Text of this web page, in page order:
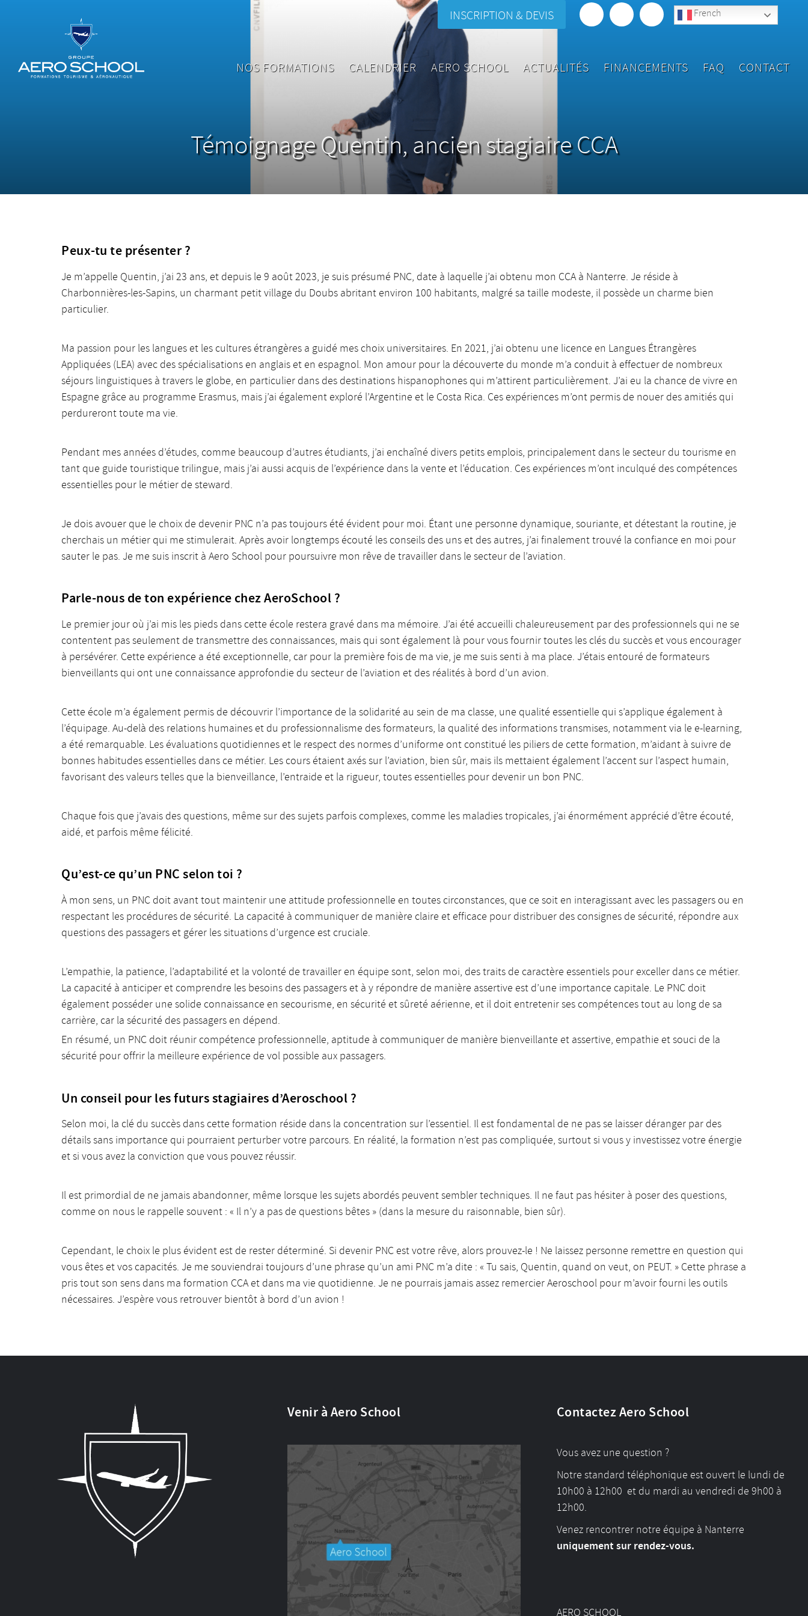
INSCRIPTION & DEVIS
NOS FORMATIONS CALENDRIER AERO SCHOOL ACTUALITÉS FINANCEMENTS FAQ CONTACT
Témoignage Quentin, ancien stagiaire CCA
Peux-tu te présenter ?
Je m’appelle Quentin, j’ai 23 ans, et depuis le 9 août 2023, je suis présumé PNC, date à laquelle j’ai obtenu mon CCA à Nanterre. Je réside à
Charbonnières-les-Sapins, un charmant petit village du Doubs abritant environ 100 habitants, malgré sa taille modeste, il possède un charme bien
particulier.
Ma passion pour les langues et les cultures étrangères a guidé mes choix universitaires. En 2021, j’ai obtenu une licence en Langues Étrangères
Appliquées (LEA) avec des spécialisations en anglais et en espagnol. Mon amour pour la découverte du monde m’a conduit à effectuer de nombreux
séjours linguistiques à travers le globe, en particulier dans des destinations hispanophones qui m’attirent particulièrement. J’ai eu la chance de vivre en
Espagne grâce au programme Erasmus, mais j’ai également exploré l’Argentine et le Costa Rica. Ces expériences m’ont permis de nouer des amitiés qui
perdureront toute ma vie.
Pendant mes années d’études, comme beaucoup d’autres étudiants, j’ai enchaîné divers petits emplois, principalement dans le secteur du tourisme en
tant que guide touristique trilingue, mais j’ai aussi acquis de l’expérience dans la vente et l’éducation. Ces expériences m’ont inculqué des compétences
essentielles pour le métier de steward.
Je dois avouer que le choix de devenir PNC n’a pas toujours été évident pour moi. Étant une personne dynamique, souriante, et détestant la routine, je
cherchais un métier qui me stimulerait. Après avoir longtemps écouté les conseils des uns et des autres, j’ai finalement trouvé la confiance en moi pour
sauter le pas. Je me suis inscrit à Aero School pour poursuivre mon rêve de travailler dans le secteur de l’aviation.
Parle-nous de ton expérience chez AeroSchool ?
Le premier jour où j’ai mis les pieds dans cette école restera gravé dans ma mémoire. J’ai été accueilli chaleureusement par des professionnels qui ne se
contentent pas seulement de transmettre des connaissances, mais qui sont également là pour vous fournir toutes les clés du succès et vous encourager
à persévérer. Cette expérience a été exceptionnelle, car pour la première fois de ma vie, je me suis senti à ma place. J’étais entouré de formateurs
bienveillants qui ont une connaissance approfondie du secteur de l’aviation et des réalités à bord d’un avion.
Cette école m’a également permis de découvrir l’importance de la solidarité au sein de ma classe, une qualité essentielle qui s’applique également à
l’équipage. Au-delà des relations humaines et du professionnalisme des formateurs, la qualité des informations transmises, notamment via le e-learning,
a été remarquable. Les évaluations quotidiennes et le respect des normes d’uniforme ont constitué les piliers de cette formation, m’aidant à suivre de
bonnes habitudes essentielles dans ce métier. Les cours étaient axés sur l’aviation, bien sûr, mais ils mettaient également l’accent sur l’aspect humain,
favorisant des valeurs telles que la bienveillance, l’entraide et la rigueur, toutes essentielles pour devenir un bon PNC.
Chaque fois que j’avais des questions, même sur des sujets parfois complexes, comme les maladies tropicales, j’ai énormément apprécié d’être écouté,
aidé, et parfois même félicité.
Qu’est-ce qu’un PNC selon toi ?
À mon sens, un PNC doit avant tout maintenir une attitude professionnelle en toutes circonstances, que ce soit en interagissant avec les passagers ou en
respectant les procédures de sécurité. La capacité à communiquer de manière claire et efficace pour distribuer des consignes de sécurité, répondre aux
questions des passagers et gérer les situations d’urgence est cruciale.
L’empathie, la patience, l’adaptabilité et la volonté de travailler en équipe sont, selon moi, des traits de caractère essentiels pour exceller dans ce métier.
La capacité à anticiper et comprendre les besoins des passagers et à y répondre de manière assertive est d’une importance capitale. Le PNC doit
également posséder une solide connaissance en secourisme, en sécurité et sûreté aérienne, et il doit entretenir ses compétences tout au long de sa
carrière, car la sécurité des passagers en dépend.
En résumé, un PNC doit réunir compétence professionnelle, aptitude à communiquer de manière bienveillante et assertive, empathie et souci de la
sécurité pour offrir la meilleure expérience de vol possible aux passagers.
Un conseil pour les futurs stagiaires d’Aeroschool ?
Selon moi, la clé du succès dans cette formation réside dans la concentration sur l’essentiel. Il est fondamental de ne pas se laisser déranger par des
détails sans importance qui pourraient perturber votre parcours. En réalité, la formation n’est pas compliquée, surtout si vous y investissez votre énergie
et si vous avez la conviction que vous pouvez réussir.
Il est primordial de ne jamais abandonner, même lorsque les sujets abordés peuvent sembler techniques. Il ne faut pas hésiter à poser des questions,
comme on nous le rappelle souvent : « Il n’y a pas de questions bêtes » (dans la mesure du raisonnable, bien sûr).
Cependant, le choix le plus évident est de rester déterminé. Si devenir PNC est votre rêve, alors prouvez-le ! Ne laissez personne remettre en question qui
vous êtes et vos capacités. Je me souviendrai toujours d’une phrase qu’un ami PNC m’a dite : « Tu sais, Quentin, quand on veut, on PEUT. » Cette phrase a
pris tout son sens dans ma formation CCA et dans ma vie quotidienne. Je ne pourrais jamais assez remercier Aeroschool pour m’avoir fourni les outils
nécessaires. J’espère vous retrouver bientôt à bord d’un avion !
Venir à Aero School Contactez Aero School
Vous avez une question ?
Notre standard téléphonique est ouvert le lundi de
10h00 à 12h00 et du mardi au vendredi de 9h00 à
12h00.
Venez rencontrer notre équipe à Nanterre
uniquement sur rendez-vous.
AERO SCHOOL
French